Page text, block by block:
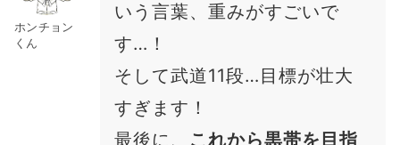
ホンチョン
くん
いう言葉、重みがすごいで
す…！
そして武道11段…目標が壮大
すぎます！
最後に、
これから黒帯を目指